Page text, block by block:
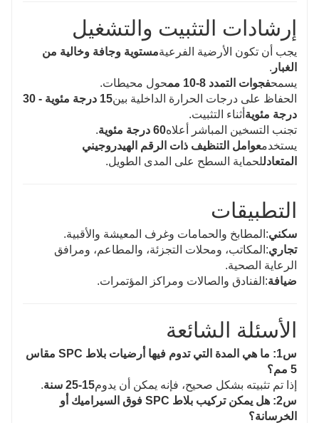
إرشادات التثبيت والتشغيل
يجب أن تكون الأرضية الفرعيةمستوية وجافة وخالية من
الغبار .
يسمحفجوات التمدد 8-10 مم
حول محيطات.
الحفاظ على درجات الحرارة الداخلية بين
15 درجة مئوية - 30
درجة مئوية أثناء التثبيت.
تجنب التسخين المباشر أعلاه60 درجة مئوية
.
يستخدمعوامل التنظيف ذات الرقم الهيدروجيني
المتعادللحماية السطح على المدى الطويل.
التطبيقات
سكني:المطابخ والحمامات وغرف المعيشة والأقبية.
تجاري:المكاتب، ومحلات التجزئة، والمطاعم، ومرافق
الرعاية الصحية.
ضيافة:الفنادق والصالات ومراكز المؤتمرات.
الأسئلة الشائعة
س1: ما هي المدة التي تدوم فيها أرضيات بلاط SPC مقاس
5 مم؟
إذا تم تثبيته بشكل صحيح، فإنه يمكن أن يدوم15-25 سنة
.
س2: هل يمكن تركيب بلاط SPC فوق السيراميك أو
الخرسانة؟